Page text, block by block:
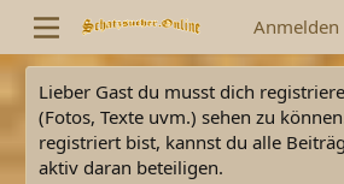
Anmelden
Lieber Gast du musst dich
(Fotos, Texte uvm.) sehen zu
registriert bist, kannst du alle
aktiv daran beteiligen.